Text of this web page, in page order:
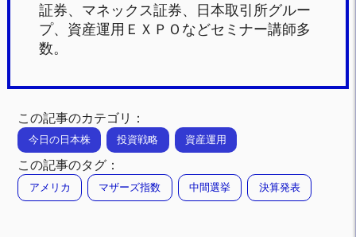
証券、マネックス証券、日本取引所グルー
プ、資産運用ＥＸＰＯなどセミナー講師多
数。
この記事のカテゴリ：
今日の日本株 投資戦略 資産運用
この記事のタグ：
アメリカ マザーズ指数 中間選挙 決算発表